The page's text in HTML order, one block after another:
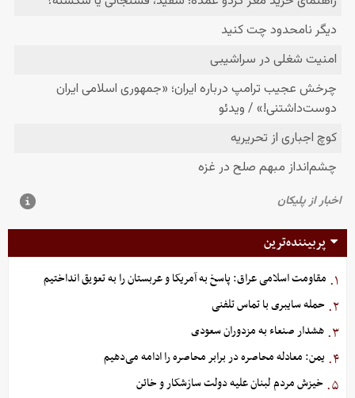
پربیننده‌ترین
۱. مقاومت اسلامی عراق: پاسخ به آمریکا و عربستان را به تعویق انداختیم
۲. حمله سایبری با تماس تلفنی
۳. هشدار صنعاء به مزدوران سعودی
۴. یمن: معادله محاصره در برابر محاصره را ادامه می‌دهیم
۵. خیزش مردم لبنان علیه دولت سازشکار و خائن